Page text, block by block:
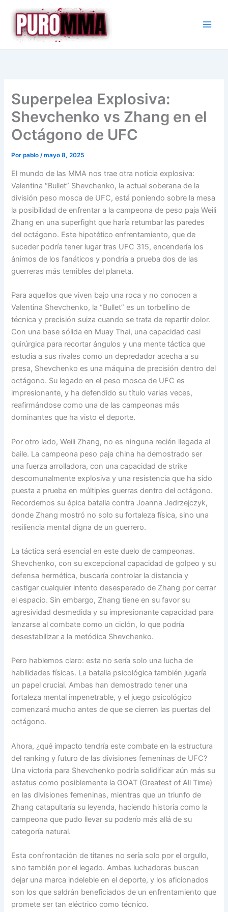
contenido
Superpelea Explosiva:
Shevchenko vs Zhang en el
Octágono de UFC
Porpablo/mayo 8, 2025
El mundo de las MMA nos trae otra noticia explosiva:
Valentina “Bullet” Shevchenko, la actual soberana de la
división peso mosca de UFC, está poniendo sobre la mesa
la posibilidad de enfrentar a la campeona de peso paja Weili
Zhang en una superfight que haría retumbar las paredes
del octágono. Este hipotético enfrentamiento, que de
suceder podría tener lugar tras UFC 315, encendería los
ánimos de los fanáticos y pondría a prueba dos de las
guerreras más temibles del planeta.
Para aquellos que viven bajo una roca y no conocen a
Valentina Shevchenko, la “Bullet” es un torbellino de
técnica y precisión suiza cuando se trata de repartir dolor.
Con una base sólida en Muay Thai, una capacidad casi
quirúrgica para recortar ángulos y una mente táctica que
estudia a sus rivales como un depredador acecha a su
presa, Shevchenko es una máquina de precisión dentro del
octágono. Su legado en el peso mosca de UFC es
impresionante, y ha defendido su título varias veces,
reafirmándose como una de las campeonas más
dominantes que ha visto el deporte.
Por otro lado, Weili Zhang, no es ninguna recién llegada al
baile. La campeona peso paja china ha demostrado ser
una fuerza arrolladora, con una capacidad de strike
descomunalmente explosiva y una resistencia que ha sido
puesta a prueba en múltiples guerras dentro del octágono.
Recordemos su épica batalla contra Joanna Jedrzejczyk,
donde Zhang mostró no solo su fortaleza física, sino una
resiliencia mental digna de un guerrero.
La táctica será esencial en este duelo de campeonas.
Shevchenko, con su excepcional capacidad de golpeo y su
defensa hermética, buscaría controlar la distancia y
castigar cualquier intento desesperado de Zhang por cerrar
el espacio. Sin embargo, Zhang tiene en su favor su
agresividad desmedida y su impresionante capacidad para
lanzarse al combate como un ciclón, lo que podría
desestabilizar a la metódica Shevchenko.
Pero hablemos claro: esta no sería solo una lucha de
habilidades físicas. La batalla psicológica también jugaría
un papel crucial. Ambas han demostrado tener una
fortaleza mental impenetrable, y el juego psicológico
comenzará mucho antes de que se cierren las puertas del
octágono.
Ahora, ¿qué impacto tendría este combate en la estructura
del ranking y futuro de las divisiones femeninas de UFC?
Una victoria para Shevchenko podría solidificar aún más su
estatus como posiblemente la GOAT (Greatest of All Time)
en las divisiones femeninas, mientras que un triunfo de
Zhang catapultaría su leyenda, haciendo historia como la
campeona que pudo llevar su poderío más allá de su
categoría natural.
Esta confrontación de titanes no sería solo por el orgullo,
sino también por el legado. Ambas luchadoras buscan
dejar una marca indeleble en el deporte, y los aficionados
son los que saldrán beneficiados de un enfrentamiento que
promete ser tan eléctrico como técnico.